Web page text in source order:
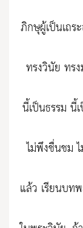
ภิกษุผู้เป็นเถร
ทรงวินัย ทร
นี้เป็นธรรม นี้
ไม่พึงชื่นชม
แล้ว เรียนบท